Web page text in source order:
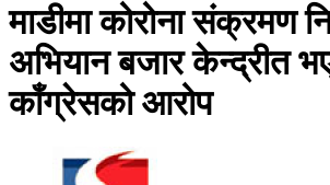
माडीमा कोरोना संक्रमण
अभियान बजार केन्द्रीत
काँग्रेसको आरोप